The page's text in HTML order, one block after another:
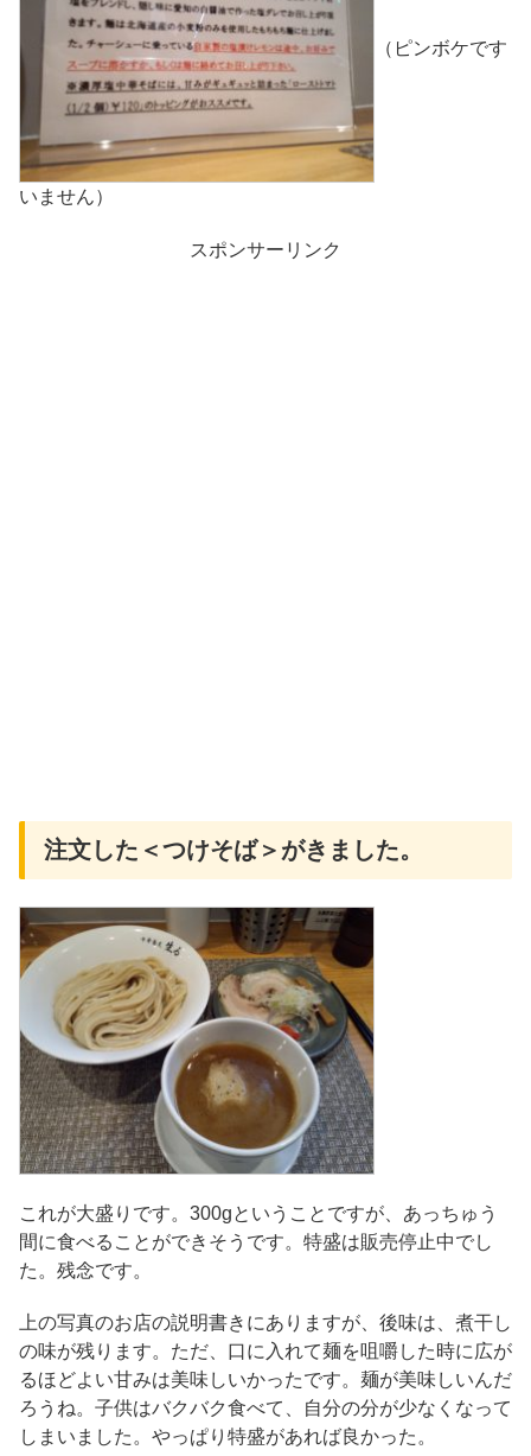
（ピンボケです
いません）
スポンサーリンク
注文した＜つけそば＞がきました。
これが大盛りです。300gということですが、あっちゅう
間に食べることができそうです。特盛は販売停止中でし
た。残念です。
上の写真のお店の説明書きにありますが、後味は、煮干し
の味が残ります。ただ、口に入れて麺を咀嚼した時に広が
るほどよい甘みは美味しいかったです。麺が美味しいんだ
ろうね。子供はバクバク食べて、自分の分が少なくなって
しまいました。やっぱり特盛があれば良かった。